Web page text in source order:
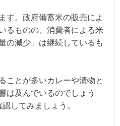
す。政府備蓄米の販売によ
るものの、消費者による米
の減少」は継続しているも
ことが多いカレーや漬物と
は及んでいるのでしょう
してみましょう。